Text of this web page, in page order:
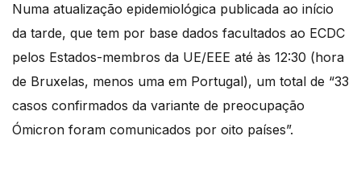
Numa atualização epidemiológica publicada ao início
da tarde, que tem por base dados facultados ao ECDC
pelos Estados-membros da UE/EEE até às 12:30 (hora
de Bruxelas, menos uma em Portugal), um total de “33
casos confirmados da variante de preocupação
Ómicron foram comunicados por oito países”.